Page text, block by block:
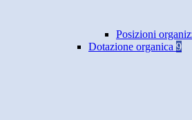
Posizioni
Dotazione organica 9